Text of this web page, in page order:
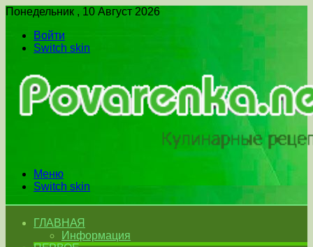
Понедельник , 10 Август 2026
Войти
Switch skin
Меню
Switch skin
ГЛАВНАЯ
Информация